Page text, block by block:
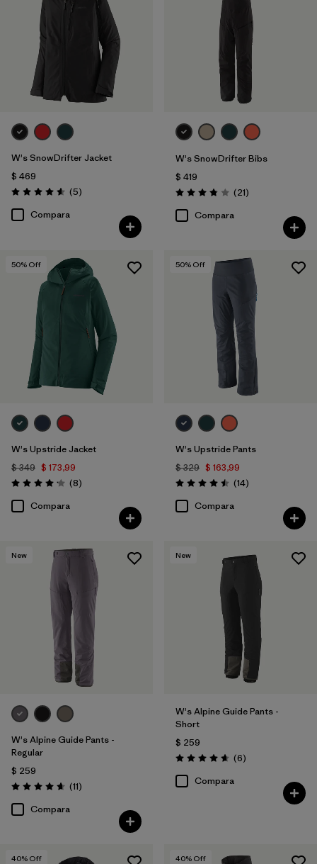
W's SnowDrifter Jacket
$ 469
Valoración: 4.6 / 5
(5Comentarios
)
Compara
W's SnowDrifter Bibs
$ 419
Valoración: 3.9 / 5
(21Comentarios
)
Compara
50% Off
W's Upstride Jacket
$ 349 $ 173,99
Valoración: 4.1 / 5
(8Comentarios
)
Compara
50% Off
W's Upstride Pants
$ 329 $ 163,99
Valoración: 4.5 / 5
(14Comentarios
)
Compara
New
W's Alpine Guide Pants -
Regular
$ 259
Valoración: 4.6 / 5
(11Comentarios
)
Compara
New
W's Alpine Guide Pants -
Short
$ 259
Valoración: 4.7 / 5
(6Comentarios
)
Compara
40% Off 40% Off